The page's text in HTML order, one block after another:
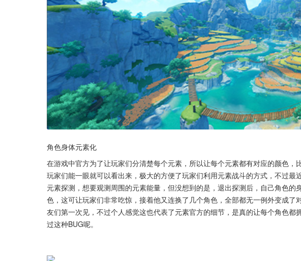
角色身体元素化
在游戏中官方为了让玩家们分清楚每个元素，所以让每个元素都有对应的颜色，
玩家们能一眼就可以看出来，极大的方便了玩家们利用元素战斗的方式，不过最
元素探测，想要观测周围的元素能量，但没想到的是，退出探测后，自己角色的
色，这可让玩家们非常吃惊，接着他又连换了几个角色，全部都无一例外变成了
友们第一次见，不过个人感觉这也代表了元素官方的细节，是真的让每个角色都
过这种BUG呢。